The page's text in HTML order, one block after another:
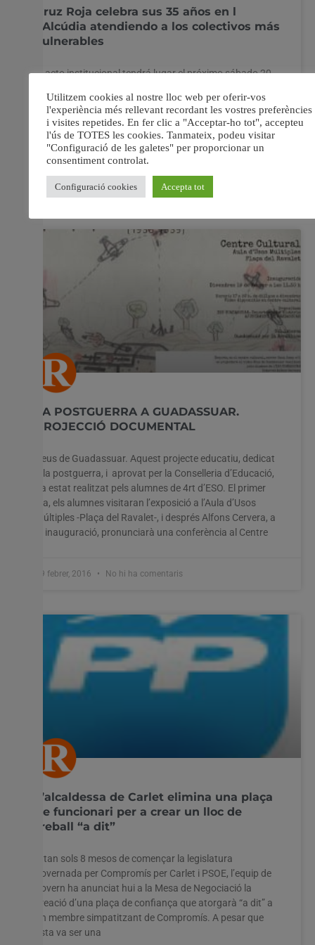
Cruz Roja celebra sus 35 años en l
´Alcúdia atendiendo a los colectivos más
vulnerables
El acto institucional tendrá lugar el próximo sábado 20
alcalde de l´Alcúdia. El acto institucional tendrá lugar el
próximo sábado 20 de febrero. Al evento asistirá
también Andreu Salom, alcalde de l´Alcúdia. El próximo
sábado 20 de febrero Cruz Roja en L’Alcúdia
19 febrer, 2016 No hi ha comentaris
LA POSTGUERRA A GUADASSUAR.
PROJECCIÓ DOCUMENTAL
Veus de Guadassuar. Aquest projecte educatiu, dedicat
a la postguerra, i aprovat per la Conselleria d’Educació,
ha estat realitzat pels alumnes de 4rt d’ESO. El primer
dia, els alumnes visitaran l’exposició a l’Aula d’Usos
Múltiples -Plaça del Ravalet-, i després Alfons Cervera, a
la inauguració, pronunciarà una conferència al Centre
19 febrer, 2016 No hi ha comentaris
L’alcaldessa de Carlet elimina una plaça
de funcionari per a crear un lloc de
treball “a dit”
A tan sols 8 mesos de començar la legislatura
governada per Compromís per Carlet i PSOE, l’equip de
govern ha anunciat hui a la Mesa de Negociació la
creació d’una plaça de confiança que atorgarà “a dit” a
un membre simpatitzant de Compromís. A pesar que
esta va ser una